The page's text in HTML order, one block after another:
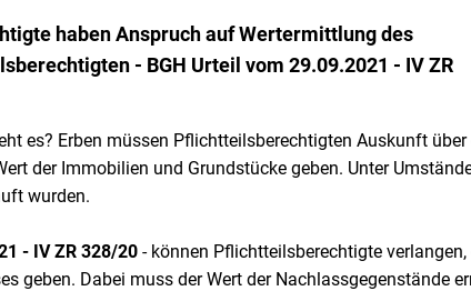
haben Anspruch auf Wertermittlung des
- BGH Urteil vom 29.09.2021 - IV ZR
es? Erben müssen Pflichtteilsberechtigten Auskunft über
der Immobilien und Grundstücke geben. Unter
wurden.
- IV ZR 328/20 - können Pflichtteilsberechtigte
geben. Dabei muss der Wert der Nachlassgegenstände